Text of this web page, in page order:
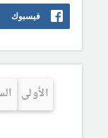
فيسبوك
الأولى